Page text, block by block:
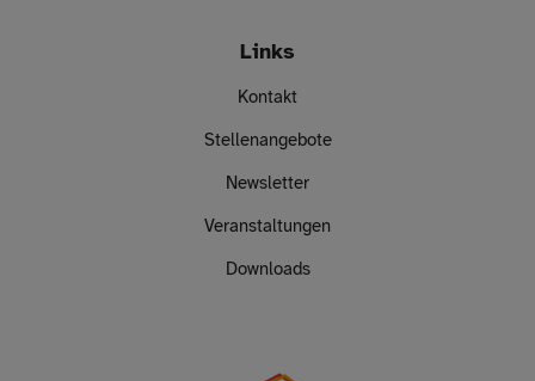
Links
Kontakt
Stellenangebote
Newsletter
Veranstaltungen
Downloads